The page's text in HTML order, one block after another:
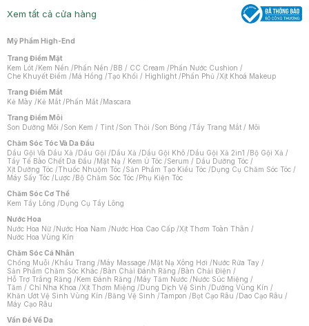
Xem tất cả cửa hàng
Mỹ Phẩm High-End
Trang Điểm Mặt
Kem Lót /Kem Nền /Phấn Nền /BB / CC Cream /Phấn Nước Cushion /
Che Khuyết Điểm /Má Hồng /Tạo Khối / Highlight /Phấn Phủ /Xịt Khoá Makeup
Trang Điểm Mắt
Kẻ Mày /Kẻ Mắt /Phấn Mắt /Mascara
Trang Điểm Môi
Son Dưỡng Môi /Son Kem / Tint /Son Thỏi /Son Bóng /Tẩy Trang Mắt / Môi
Chăm Sóc Tóc Và Da Đầu
Dầu Gội Và Dầu Xả /Dầu Gội /Dầu Xả /Dầu Gội Khô /Dầu Gội Xả 2in1 /Bộ Gội Xả /
Tẩy Tế Bào Chết Da Đầu /Mặt Nạ / Kem Ủ Tóc /Serum / Dầu Dưỡng Tóc /
Xịt Dưỡng Tóc /Thuốc Nhuộm Tóc /Sản Phẩm Tạo Kiểu Tóc /Dụng Cụ Chăm Sóc Tóc /
Máy Sấy Tóc /Lược /Bộ Chăm Sóc Tóc /Phụ Kiện Tóc
Chăm Sóc Cơ Thể
Kem Tẩy Lông /Dụng Cụ Tẩy Lông
Nước Hoa
Nước Hoa Nữ /Nước Hoa Nam /Nước Hoa Cao Cấp /Xịt Thơm Toàn Thân /
Nước Hoa Vùng Kín
Chăm Sóc Cá Nhân
Chống Muỗi /Khẩu Trang /Máy Massage /Mặt Nạ Xông Hơi /Nước Rửa Tay /
Sản Phẩm Chăm Sóc Khác /Bàn Chải Đánh Răng /Bàn Chải Điện /
Hỗ Trợ Trắng Răng /Kem Đánh Răng /Máy Tăm Nước /Nước Súc Miệng /
Tăm / Chỉ Nha Khoa /Xịt Thơm Miệng /Dung Dịch Vệ Sinh /Dưỡng Vùng Kín /
Khăn Ướt Vệ Sinh Vùng Kín /Băng Vệ Sinh /Tampon /Bọt Cạo Râu /Dao Cạo Râu /
Máy Cạo Râu
Vấn Đề Về Da